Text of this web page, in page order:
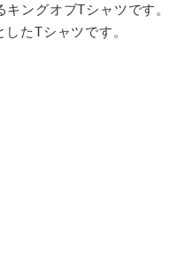
グオブTシャツです。
たTシャツです。